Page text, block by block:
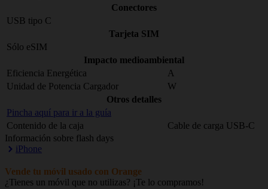
Conectores
USB tipo C
Tarjeta SIM
Sólo eSIM
Impacto medioambiental
Eficiencia Energética
A
Unidad de Potencia Cargador
W
Otros detalles
Pincha aquí para ir a la guía
Contenido de la caja
Cable de carga USB-C
Información sobre flash days
iPhone
Vende tu móvil usado con Orange
¿Tienes un móvil que no utilizas? ¡Te lo compramos!